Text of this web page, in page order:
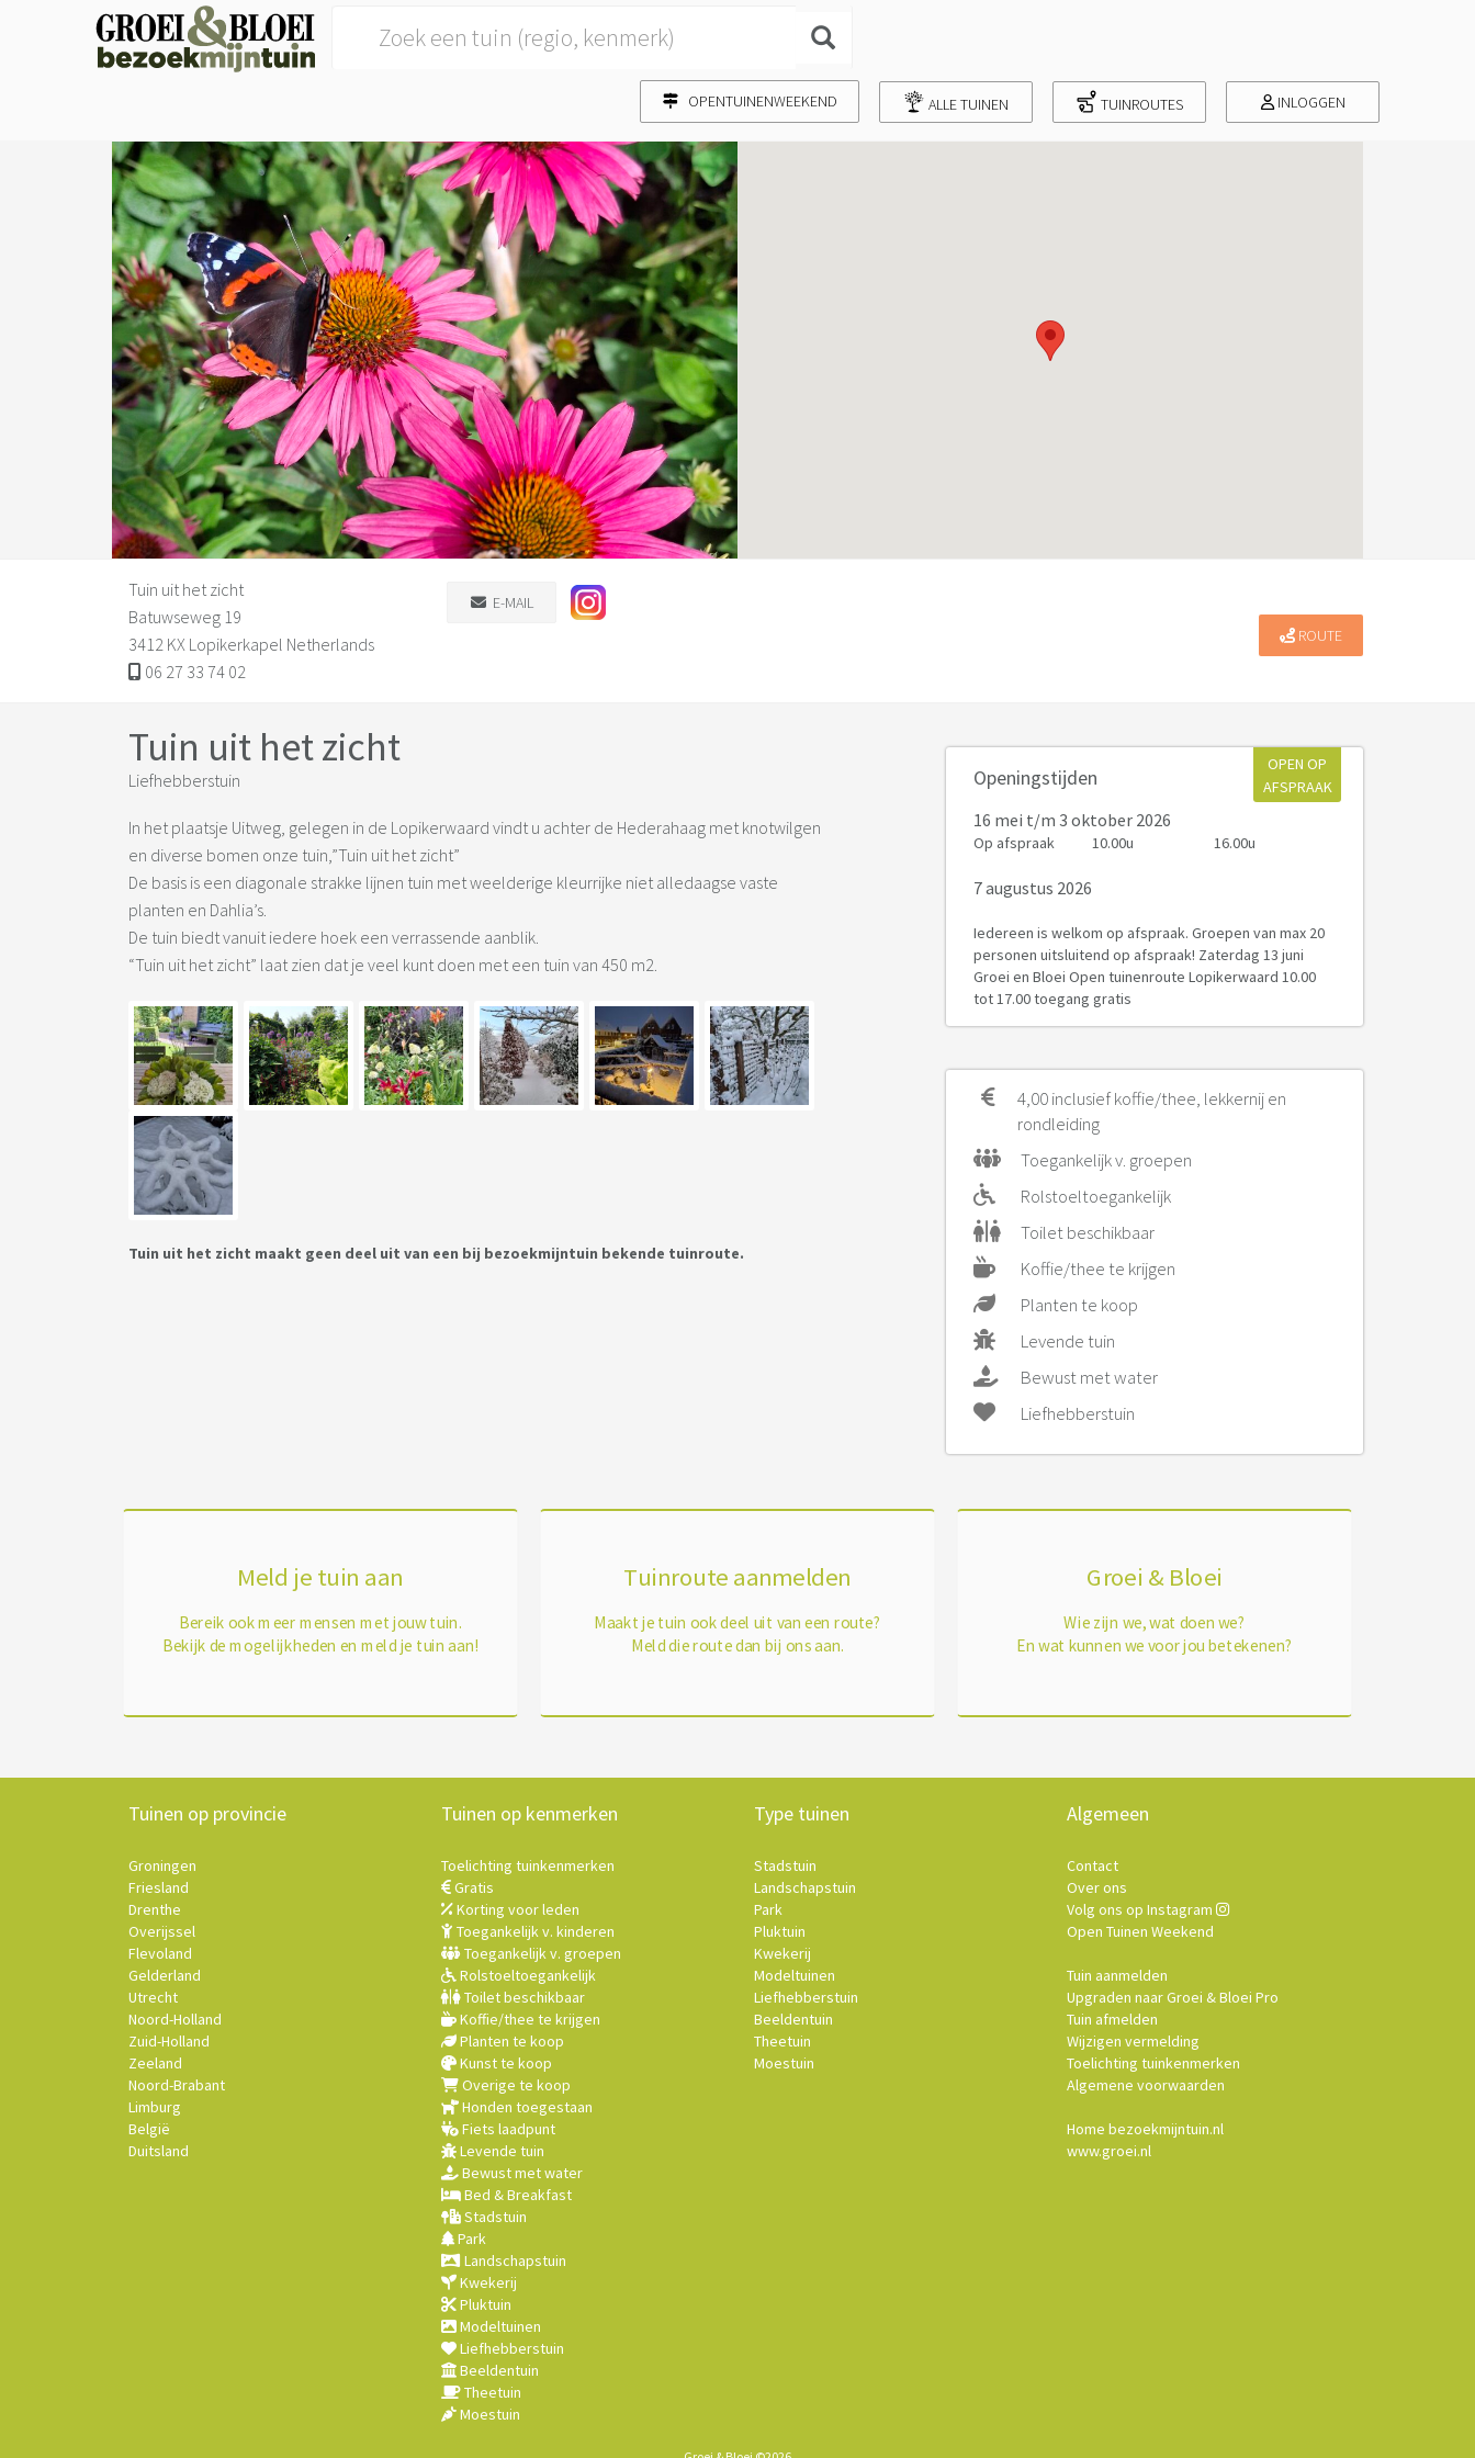
OPENTUINENWEEKEND ALLE TUINEN TUINROUTES INLOGGEN
Tuin uit het zicht
Batuwseweg 19
3412 KX Lopikerkapel Netherlands
06 27 33 74 02
E-MAIL
ROUTE
Tuin uit het zicht
Liefhebberstuin
In het plaatsje Uitweg, gelegen in de Lopikerwaard vindt u achter de Hederahaag met knotwilgen
en diverse bomen onze tuin,”Tuin uit het zicht”
De basis is een diagonale strakke lijnen tuin met weelderige kleurrijke niet alledaagse vaste
planten en Dahlia’s.
De tuin biedt vanuit iedere hoek een verrassende aanblik.
“Tuin uit het zicht” laat zien dat je veel kunt doen met een tuin van 450 m2.
Tuin uit het zicht maakt geen deel uit van een bij bezoekmijntuin bekende tuinroute.
Openingstijden
OPEN OP
AFSPRAAK
16 mei t/m 3 oktober 2026
Op afspraak 10.00u 16.00u
7 augustus 2026
Iedereen is welkom op afspraak. Groepen van max 20
personen uitsluitend op afspraak! Zaterdag 13 juni
Groei en Bloei Open tuinenroute Lopikerwaard 10.00
tot 17.00 toegang gratis
4,00 inclusief koffie/thee, lekkernij en
rondleiding
Toegankelijk v. groepen
Rolstoeltoegankelijk
Toilet beschikbaar
Koffie/thee te krijgen
Planten te koop
Levende tuin
Bewust met water
Liefhebberstuin
Meld je tuin aan
Bereik ook meer mensen met jouw tuin.
Bekijk de mogelijkheden en meld je tuin aan!
Tuinroute aanmelden
Maakt je tuin ook deel uit van een route?
Meld die route dan bij ons aan.
Groei & Bloei
Wie zijn we, wat doen we?
En wat kunnen we voor jou betekenen?
Tuinen op provincie
Groningen
Friesland
Drenthe
Overijssel
Flevoland
Gelderland
Utrecht
Noord-Holland
Zuid-Holland
Zeeland
Noord-Brabant
Limburg
België
Duitsland
Tuinen op kenmerken
Toelichting tuinkenmerken
Gratis
Korting voor leden
Toegankelijk v. kinderen
Toegankelijk v. groepen
Rolstoeltoegankelijk
Toilet beschikbaar
Koffie/thee te krijgen
Planten te koop
Kunst te koop
Overige te koop
Honden toegestaan
Fiets laadpunt
Levende tuin
Bewust met water
Bed & Breakfast
Stadstuin
Park
Landschapstuin
Kwekerij
Pluktuin
Modeltuinen
Liefhebberstuin
Beeldentuin
Theetuin
Moestuin
Type tuinen
Stadstuin
Landschapstuin
Park
Pluktuin
Kwekerij
Modeltuinen
Liefhebberstuin
Beeldentuin
Theetuin
Moestuin
Algemeen
Contact
Over ons
Volg ons op Instagram
Open Tuinen Weekend
Tuin aanmelden
Upgraden naar Groei & Bloei Pro
Tuin afmelden
Wijzigen vermelding
Toelichting tuinkenmerken
Algemene voorwaarden
Home bezoekmijntuin.nl
www.groei.nl